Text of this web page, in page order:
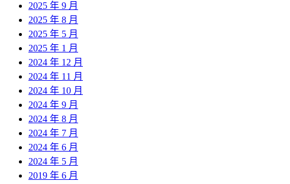
2025 年 9 月
2025 年 8 月
2025 年 5 月
2025 年 1 月
2024 年 12 月
2024 年 11 月
2024 年 10 月
2024 年 9 月
2024 年 8 月
2024 年 7 月
2024 年 6 月
2024 年 5 月
2019 年 6 月